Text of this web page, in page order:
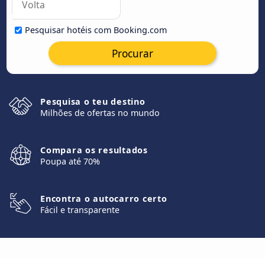
Pesquisar hotéis com Booking.com
Procurar
Pesquisa o teu destino
Milhões de ofertas no mundo
Compara os resultados
Poupa até 70%
Encontra o autocarro certo
Fácil e transparente